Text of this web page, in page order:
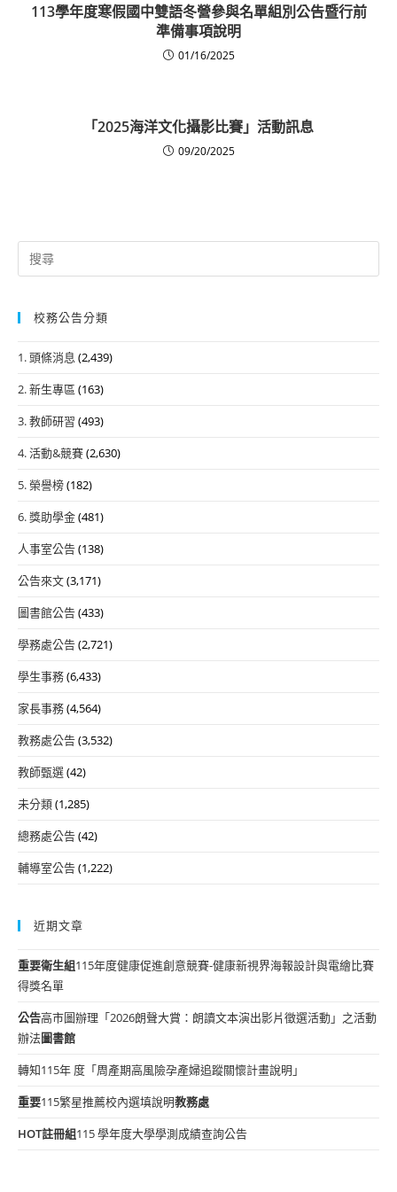
113學年度寒假國中雙語冬營參與名單組別公告暨行前
準備事項說明
01/16/2025
「2025海洋文化攝影比賽」活動訊息
09/20/2025
Search
for:
校務公告分類
1. 頭條消息 (2,439)
2. 新生專區 (163)
3. 教師研習 (493)
4. 活動&競賽(2,630)
5. 榮譽榜(182)
6. 獎助學金(481)
人事室公告(138)
公告來文(3,171)
圖書館公告(433)
學務處公告(2,721)
學生事務(6,433)
家長事務(4,564)
教務處公告(3,532)
教師甄選(42)
未分類(1,285)
總務處公告(42)
輔導室公告(1,222)
近期文章
重要衛生組115年度健康促進創意競賽-健康新視界海報設計與電繪比賽
得獎名單
公告高市圖辦理「2026朗聲大賞：朗讀文本演出影片徵選活動」之活動
辦法圖書館
轉知115年 度「周產期高風險孕產婦追蹤關懷計畫說明」
重要115繁星推薦校內選填說明教務處
HOT註冊組115 學年度大學學測成績查詢公告